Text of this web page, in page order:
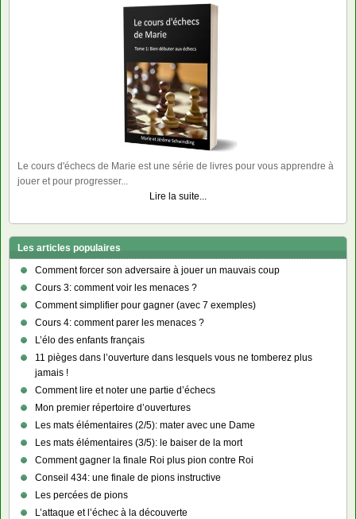
Le cours d'échecs de Marie est une série de livres pour vous apprendre à
jouer et pour progresser...
Lire la suite...
Les articles populaires
Comment forcer son adversaire à jouer un mauvais coup
Cours 3: comment voir les menaces ?
Comment simplifier pour gagner (avec 7 exemples)
Cours 4: comment parer les menaces ?
L’élo des enfants français
11 pièges dans l’ouverture dans lesquels vous ne tomberez plus
jamais !
Comment lire et noter une partie d’échecs
Mon premier répertoire d’ouvertures
Les mats élémentaires (2/5): mater avec une Dame
Les mats élémentaires (3/5): le baiser de la mort
Comment gagner la finale Roi plus pion contre Roi
Conseil 434: une finale de pions instructive
Les percées de pions
L’attaque et l’échec à la découverte